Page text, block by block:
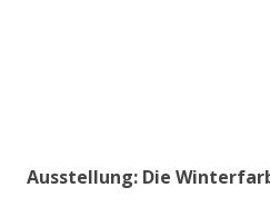
Ausstellung: Die